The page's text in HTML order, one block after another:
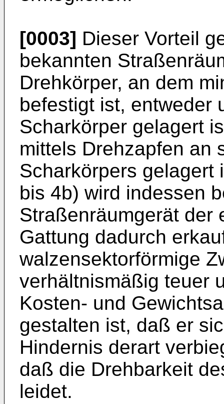
[0003] Dieser Vorteil
bekannten
Drehkörper, an dem
befestigt ist, entweder
Scharkörper gelagert
mittels Drehzapfen an
Scharkörpers gelagert
bis 4b) wird indessen
Straßenräumgerät der
Gattung dadurch
walzensektorförmige
verhältnismäßig teuer
Kosten- und
gestalten ist, daß er
Hindernis derart
daß die Drehbarkeit
leidet.